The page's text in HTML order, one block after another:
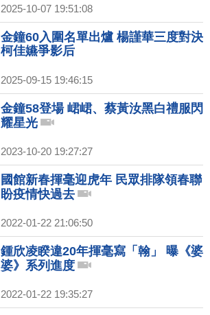
2025-10-07 19:51:08
金鐘60入圍名單出爐 楊謹華三度對決
柯佳嬿爭影后
2025-09-15 19:46:15
金鐘58登場 峮峮、蔡黃汝黑白禮服閃
耀星光
2023-10-20 19:27:27
國館新春揮毫迎虎年 民眾排隊領春聯
盼疫情快過去
2022-01-22 21:06:50
鍾欣凌睽違20年揮毫寫「翰」 曝《婆
婆》系列進度
2022-01-22 19:35:27